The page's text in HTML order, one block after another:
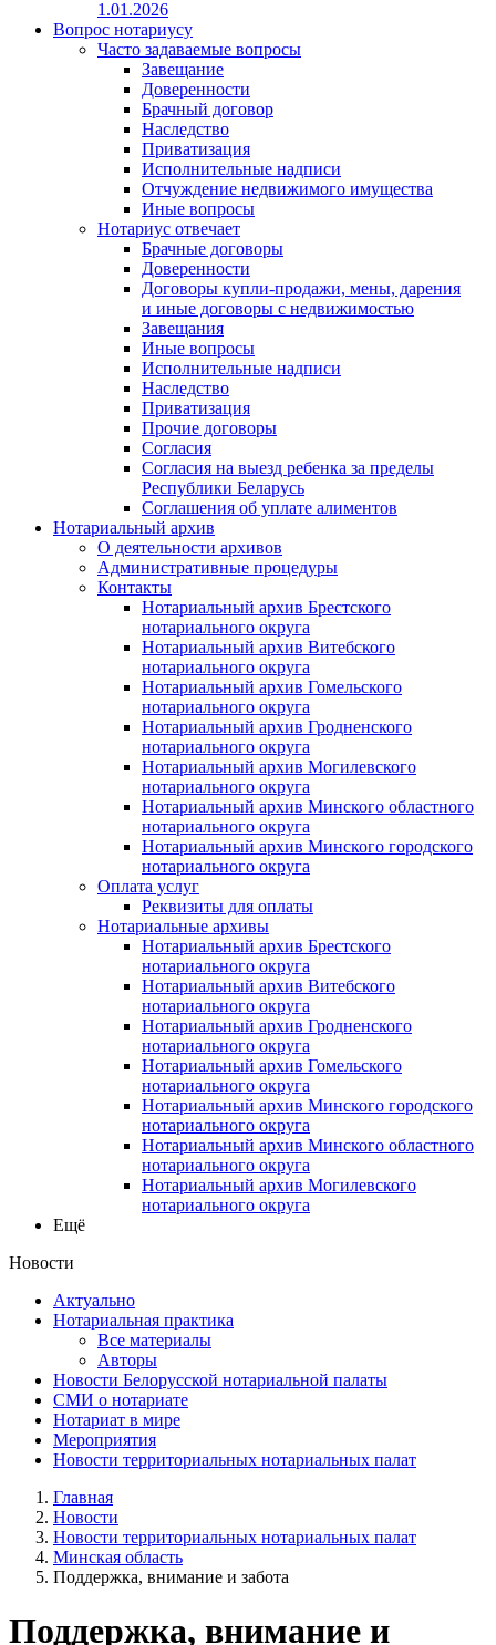
1.01.2026
Вопрос нотариусу
Часто задаваемые вопросы
Завещание
Доверенности
Брачный договор
Наследство
Приватизация
Исполнительные надписи
Отчуждение недвижимого имущества
Иные вопросы
Нотариус отвечает
Брачные договоры
Доверенности
Договоры купли-продажи, мены, дарения
и иные договоры с недвижимостью
Завещания
Иные вопросы
Исполнительные надписи
Наследство
Приватизация
Прочие договоры
Согласия
Согласия на выезд ребенка за пределы
Республики Беларусь
Соглашения об уплате алиментов
Нотариальный архив
О деятельности архивов
Административные процедуры
Контакты
Нотариальный архив Брестского
нотариального округа
Нотариальный архив Витебского
нотариального округа
Нотариальный архив Гомельского
нотариального округа
Нотариальный архив Гродненского
нотариального округа
Нотариальный архив Могилевского
нотариального округа
Нотариальный архив Минского областного
нотариального округа
Нотариальный архив Минского городского
нотариального округа
Оплата услуг
Реквизиты для оплаты
Нотариальные архивы
Нотариальный архив Брестского
нотариального округа
Нотариальный архив Витебского
нотариального округа
Нотариальный архив Гродненского
нотариального округа
Нотариальный архив Гомельского
нотариального округа
Нотариальный архив Минского городского
нотариального округа
Нотариальный архив Минского областного
нотариального округа
Нотариальный архив Могилевского
нотариального округа
Ещё
Новости
Актуально
Нотариальная практика
Все материалы
Авторы
Новости Белорусской нотариальной палаты
СМИ о нотариате
Нотариат в мире
Мероприятия
Новости территориальных нотариальных палат
Главная
Новости
Новости территориальных нотариальных палат
Минская область
Поддержка, внимание и забота
Поддержка, внимание и